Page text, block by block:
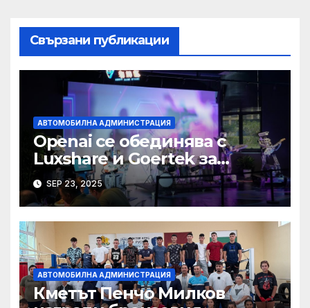
Свързани публикации
АВТОМОБИЛНА АДМИНИСТРАЦИЯ
Openai се обединява с
Luxshare и Goertek за
разработване на ново AI
устройство · Technode
SEP 23, 2025
АВТОМОБИЛНА АДМИНИСТРАЦИЯ
Кметът Пенчо Милков